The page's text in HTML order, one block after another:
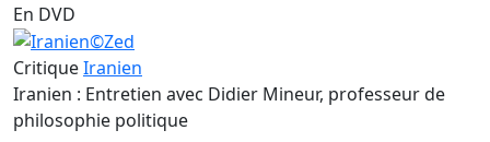
En DVD
CritiqueIranien
Iranien : Entretien avec Didier Mineur, professeur de
philosophie politique